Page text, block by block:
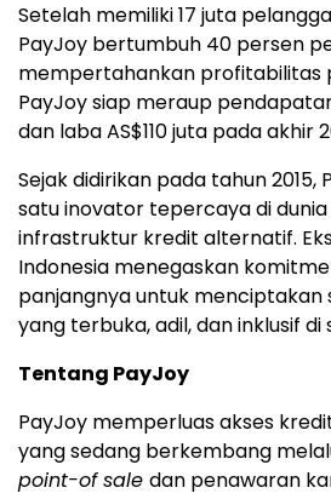
Setelah memiliki 17 juta
PayJoy bertumbuh 40 persen
mempertahankan profitabilitas
PayJoy siap meraup
dan laba AS$110 juta pada akhir
Sejak didirikan pada tahun 2015,
satu inovator tepercaya di
infrastruktur kredit alternatif.
Indonesia menegaskan
panjangnya untuk menciptakan
yang terbuka, adil, dan inklusif di
Tentang PayJoy
PayJoy memperluas akses
yang sedang berkembang
point-of sale dan penawaran